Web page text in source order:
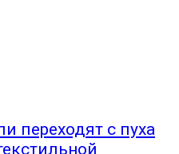
переходят с пуха